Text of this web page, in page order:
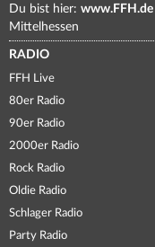
Du bist hier: www.FFH.de
Mittelhessen
RADIO
FFH Live
80er Radio
90er Radio
2000er Radio
Rock Radio
Oldie Radio
Schlager Radio
Party Radio